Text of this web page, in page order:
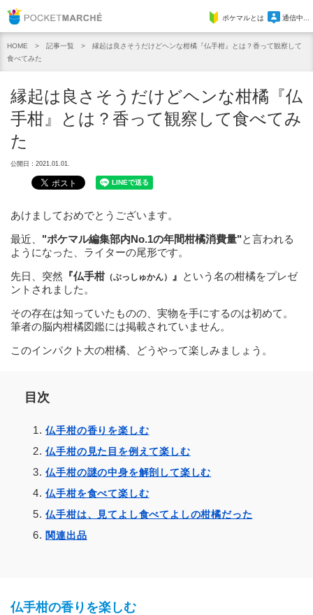
Pocket Marcheポケマルとは 通信中...
HOME 記事一覧
縁起は良さそうだけどヘンな柑橘『仏手柑』とは？香って観察して
食べてみた
縁起は良さそうだけどヘンな柑橘『仏
手柑』とは？香って観察して食べてみ
た
公開日：2021.01.01.
あけましておめでとうございます。
最近、 "ポケマル編集部内No.1の年間柑橘消費量"と言われる
ようになった、ライターの尾形です。
先日、突然 『仏手柑（ぶっしゅかん） 』 という名の柑橘をプレゼ
ントされました。
その存在は知っていたものの、実物を手にするのは初めて。
筆者の脳内柑橘図鑑には掲載されていません。
このインパクト大の柑橘、どうやって楽しみましょう。
目次
仏手柑の香りを楽しむ
仏手柑の見た目を例えて楽しむ
仏手柑の謎の中身を解剖して楽しむ
仏手柑を食べて楽しむ
仏手柑は、見てよし食べてよしの柑橘だった
関連出品
仏手柑の香りを楽しむ